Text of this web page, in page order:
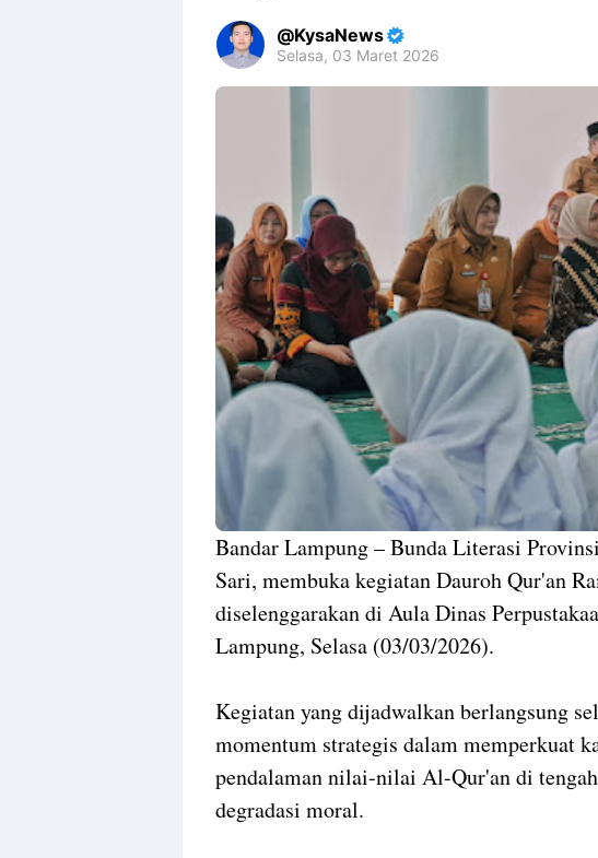
KysaNews
Selasa, 03 Maret 2026
Premium
Shroff
Templates
Bandar Lampung – Bunda Literasi
Sari, membuka kegiatan Dauroh Qur'an
diselenggarakan di Aula Dinas
Lampung, Selasa (03/03/2026).
Kegiatan yang dijadwalkan berlangsung
momentum strategis dalam memperkuat
pendalaman nilai-nilai Al-Qur'an di
degradasi moral.